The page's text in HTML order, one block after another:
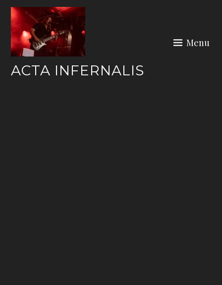
Skip
content
ACTA INFERNALIS
Menu